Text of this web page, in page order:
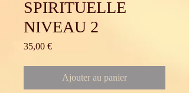
SPIRITUELLE
NIVEAU 2
35,00 €Prix
Ajouter au panier